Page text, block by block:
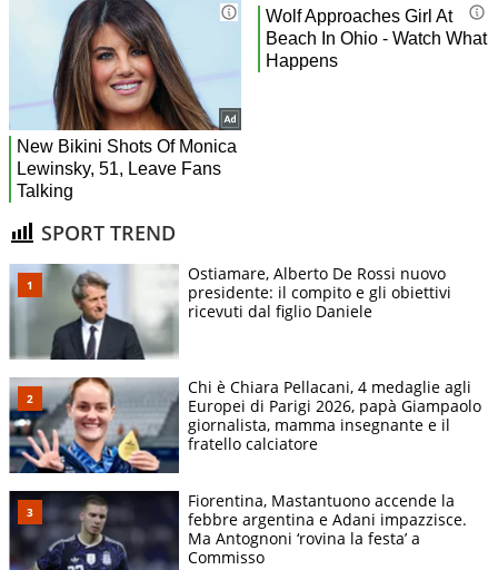
SPORT TREND
Ostiamare, Alberto De Rossi nuovo
presidente: il compito e gli obiettivi
ricevuti dal figlio Daniele
Chi è Chiara Pellacani, 4 medaglie agli
Europei di Parigi 2026, papà Giampaolo
giornalista, mamma insegnante e il
fratello calciatore
Fiorentina, Mastantuono accende la
febbre argentina e Adani impazzisce.
Ma Antognoni ‘rovina la festa’ a
Commisso